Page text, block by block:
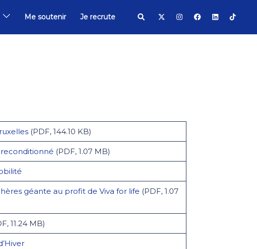
Me soutenir Je recrute Search
(PDF, 144.10 KB)
(PDF, 1.07 MB)
géante au profit de Viva for life (PDF, 1.07
11.24 MB)